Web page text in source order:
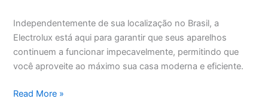
Independentemente de sua localização no Brasil, a
Electrolux está aqui para garantir que seus aparelhos
continuem a funcionar impecavelmente, permitindo que
você aproveite ao máximo sua casa moderna e eficiente.
Assistência
Read More »